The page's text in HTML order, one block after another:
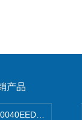
产品
H日本